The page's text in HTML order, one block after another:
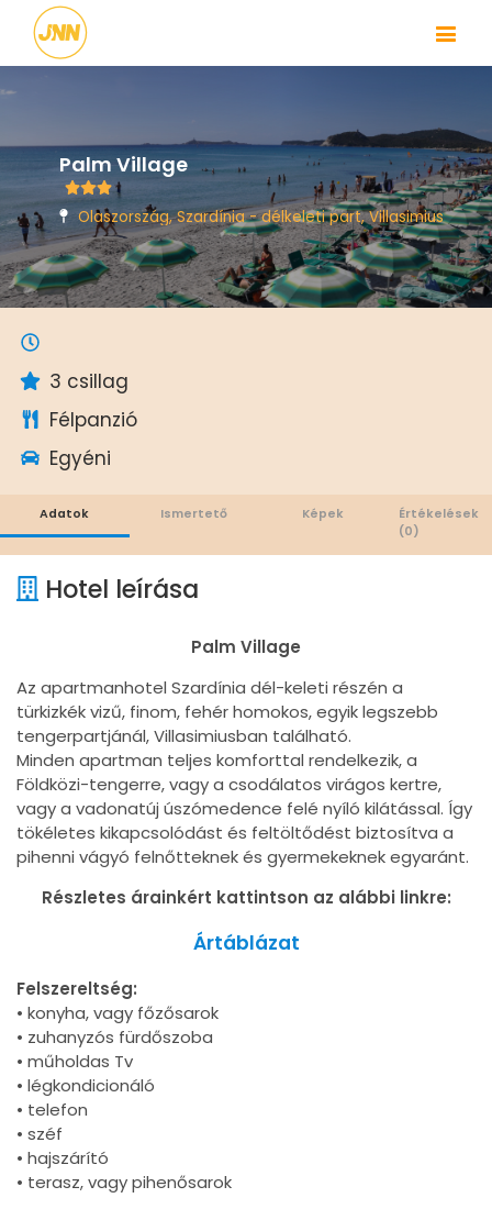
Palm Village
Olaszország, Szardínia - délkeleti part, Villasimius
3 csillag
Félpanzió
Egyéni
Adatok Ismertető Képek
Értékelések
(0)
Hotel leírása
Palm Village
Az apartmanhotel Szardínia dél-keleti részén a
türkizkék vizű, finom, fehér homokos, egyik legszebb
tengerpartjánál, Villasimiusban található.
Minden apartman teljes komforttal rendelkezik, a
Földközi-tengerre, vagy a csodálatos virágos kertre,
vagy a vadonatúj úszómedence felé nyíló kilátással. Így
tökéletes kikapcsolódást és feltöltődést biztosítva a
pihenni vágyó felnőtteknek és gyermekeknek egyaránt.
Részletes árainkért kattintson az alábbi linkre:
Ártáblázat
Felszereltség:
• konyha, vagy főzősarok
• zuhanyzós fürdőszoba
• műholdas Tv
• légkondicionáló
• telefon
• széf
• hajszárító
• terasz, vagy pihenősarok